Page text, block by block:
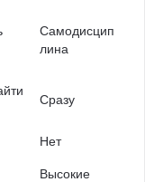
Самодисцип
лина
Сразу
Нет
Высокие